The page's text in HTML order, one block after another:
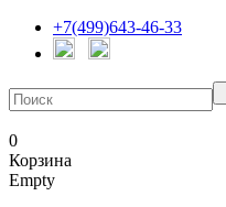
+7(499)643-46-33
0
Корзина
Empty